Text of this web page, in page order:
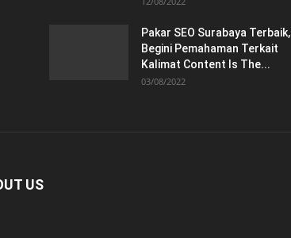
Pakar SEO Surabaya Terbaik,
Begini Pemahaman Terkait
Kalimat Content Is The...
03/08/2022
US